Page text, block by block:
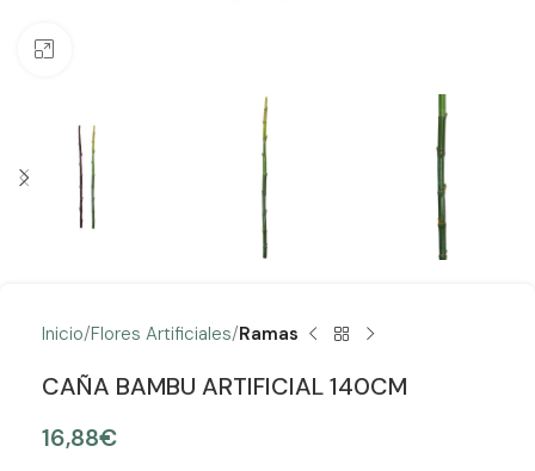
Inicio Flores Artificiales Ramas
CAÑA BAMBU ARTIFICIAL 140CM
16,88€